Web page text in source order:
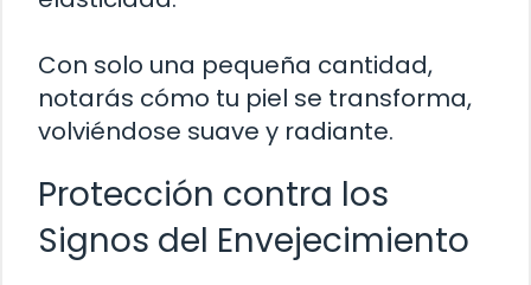
Con solo una pequeña cantidad,
notarás cómo tu piel se transforma,
volviéndose suave y radiante.
Protección contra los
Signos del Envejecimiento